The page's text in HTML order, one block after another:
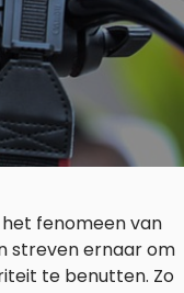
fenomeen van
streven ernaar om
te benutten. Zo